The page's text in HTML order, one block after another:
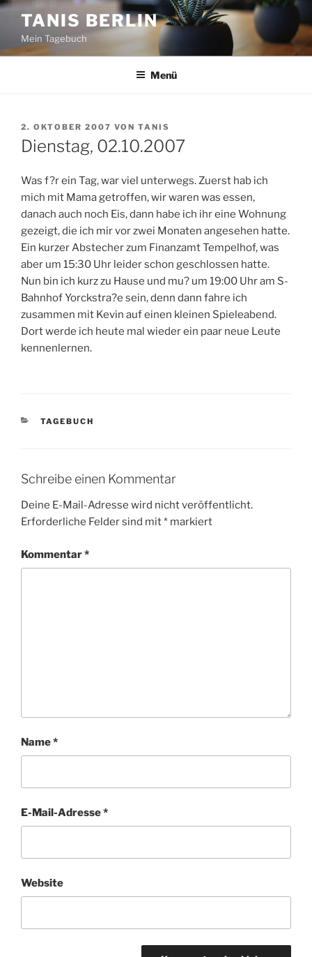
Zum
Inhalt
springen
TANIS BERLIN
Mein Tagebuch
Menü
VERÖFFENTLICHT
AM
2. OKTOBER 2007 VON TANIS
Dienstag, 02.10.2007
Was f?r ein Tag, war viel unterwegs. Zuerst hab ich
mich mit Mama getroffen, wir waren was essen,
danach auch noch Eis, dann habe ich ihr eine Wohnung
gezeigt, die ich mir vor zwei Monaten angesehen hatte.
Ein kurzer Abstecher zum Finanzamt Tempelhof, was
aber um 15:30 Uhr leider schon geschlossen hatte.
Nun bin ich kurz zu Hause und mu? um 19:00 Uhr am S-
Bahnhof Yorckstra?e sein, denn dann fahre ich
zusammen mit Kevin auf einen kleinen Spieleabend.
Dort werde ich heute mal wieder ein paar neue Leute
kennenlernen.
KATEGORIEN
TAGEBUCH
Schreibe einen Kommentar
Deine E-Mail-Adresse wird nicht veröffentlicht.
Erforderliche Felder sind mit* markiert
Kommentar*
Name*
E-Mail-Adresse*
Website